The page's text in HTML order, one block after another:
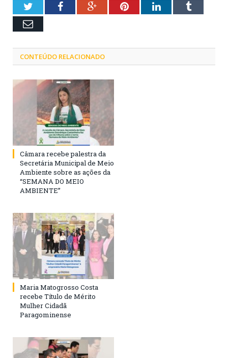
TwitterFacebookGoogle+PinterestLinkedInTumblr
Email
CONTEÚDO RELACIONADO
Câmara recebe palestra da
Secretária Municipal de Meio
Ambiente sobre as ações da
“SEMANA DO MEIO
AMBIENTE”
Maria Matogrosso Costa
recebe Título de Mérito
Mulher Cidadã
Paragominense